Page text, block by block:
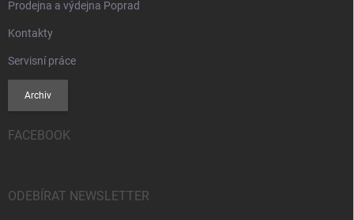
Prodejna a výdejna Poprad
Kontakty
Servisní práce
Archiv
FACEBOOK
ODEBÍRAT NEWSLETTER